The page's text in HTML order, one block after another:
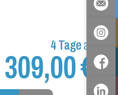
4 Tageab
309,00 €